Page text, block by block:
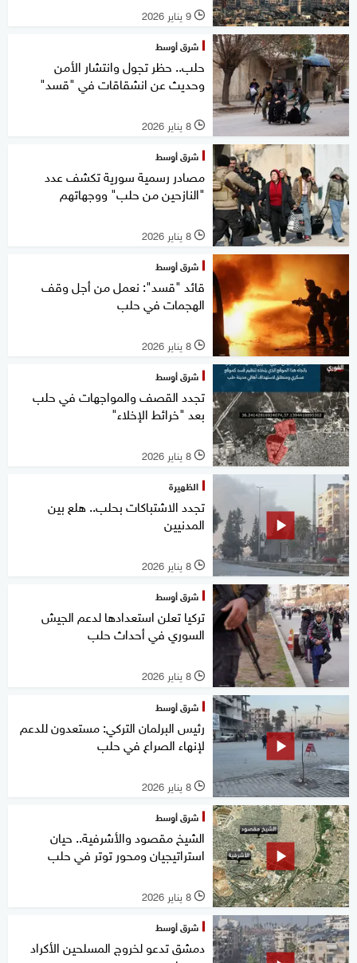
l 9 يناير 2026
شرق أوسط
حلب.. حظر تجول وانتشار الأمن
وحديث عن انشقاقات في "قسد"
l 8 يناير 2026
شرق أوسط
مصادر رسمية سورية تكشف عدد
"النازحين من حلب" ووجهاتهم
l 8 يناير 2026
شرق أوسط
قائد "قسد": نعمل من أجل وقف
الهجمات في حلب
l 8 يناير 2026
شرق أوسط
تجدد القصف والمواجهات في حلب
بعد "خرائط الإخلاء"
l 8 يناير 2026
الظهيرة
تجدد الاشتباكات بحلب.. هلع بين
المدنيين
l 8 يناير 2026
شرق أوسط
تركيا تعلن استعدادها لدعم الجيش
السوري في أحداث حلب
l 8 يناير 2026
شرق أوسط
رئيس البرلمان التركي: مستعدون للدعم
لإنهاء الصراع في حلب
l 8 يناير 2026
شرق أوسط
الشيخ مقصود والأشرفية.. حيان
استراتيجيان ومحور توتر في حلب
l 8 يناير 2026
شرق أوسط
دمشق تدعو لخروج المسلحين الأكراد